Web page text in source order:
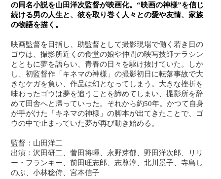
の同名小説を山田洋次監督が映画化。“映画の神様”を信じ
続ける男の人生と、彼を取り巻く人々との愛や友情、家族
の物語を描く。
映画監督を目指し、助監督として撮影現場で働く若き日の
ゴウは、撮影所近くの食堂の娘や仲間の映写技師テラシン
とともに夢を語らい、青春の日々を駆け抜けていた。しか
し、初監督作「キネマの神様」の撮影初日に転落事故で大
きなケガを負い、作品は幻となってしまう。大きな挫折を
味わったゴウは夢を追うことを諦めてしまい、撮影所を辞
めて田舎へと帰っていった。それから約50年。かつて自身
が手がけた「キネマの神様」の脚本が出てきたことで、ゴ
ウの中で止まっていた夢が再び動き始める。
監督：山田洋二
出演：沢田研二、菅田将暉、永野芽郁、野田洋次郎、リリ
ー・フランキー、前田旺志郎、志尊淳、北川景子、寺島し
のぶ、小林稔侍、宮本信子